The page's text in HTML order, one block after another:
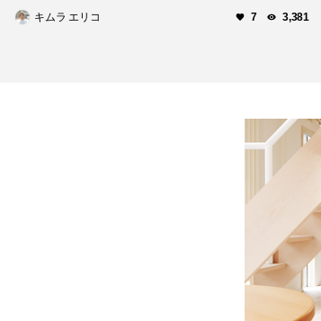
キムラ エリコ 7 3,381